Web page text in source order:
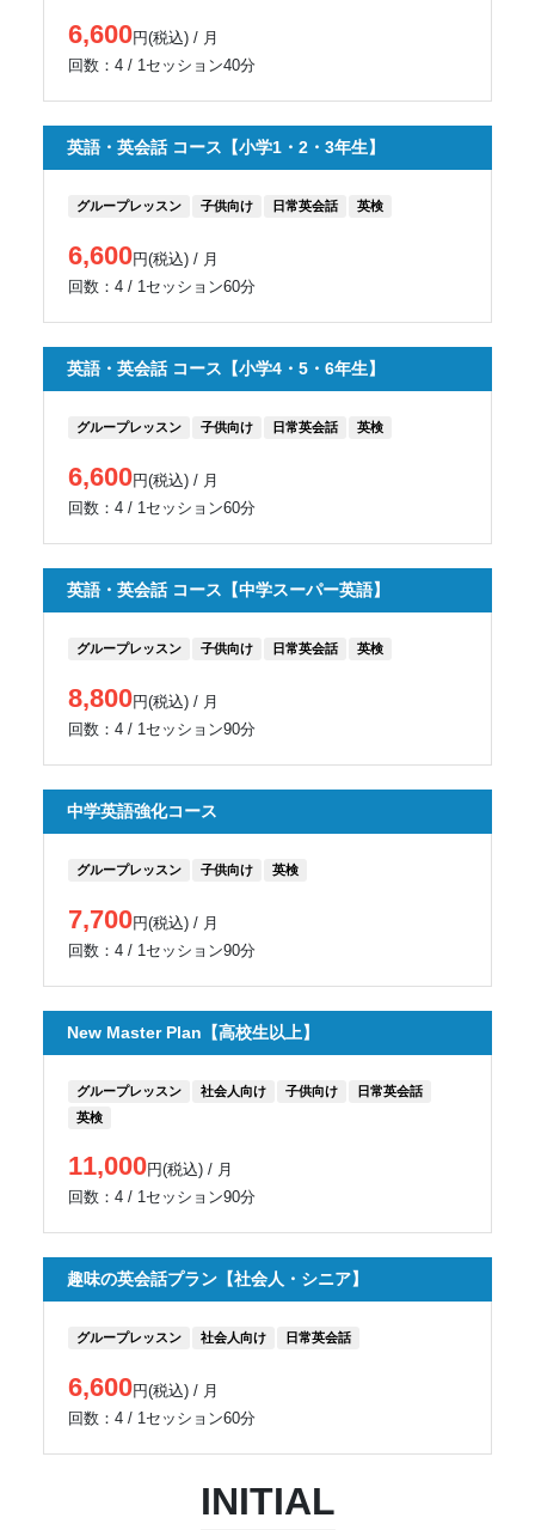
6,600円(税込) / 月
回数：4 / 1セッション40分
英語・英会話 コース【小学1・2・3年生】
グループレッスン 子供向け 日常英会話 英検
6,600円(税込) / 月
回数：4 / 1セッション60分
英語・英会話 コース【小学4・5・6年生】
グループレッスン 子供向け 日常英会話 英検
6,600円(税込) / 月
回数：4 / 1セッション60分
英語・英会話 コース【中学スーパー英語】
グループレッスン 子供向け 日常英会話 英検
8,800円(税込) / 月
回数：4 / 1セッション90分
中学英語強化コース
グループレッスン 子供向け 英検
7,700円(税込) / 月
回数：4 / 1セッション90分
New Master Plan【高校生以上】
グループレッスン 社会人向け 子供向け
日常英会話
英検
11,000円(税込) / 月
回数：4 / 1セッション90分
趣味の英会話プラン【社会人・シニア】
グループレッスン 社会人向け 日常英会話
6,600円(税込) / 月
回数：4 / 1セッション60分
INITIAL